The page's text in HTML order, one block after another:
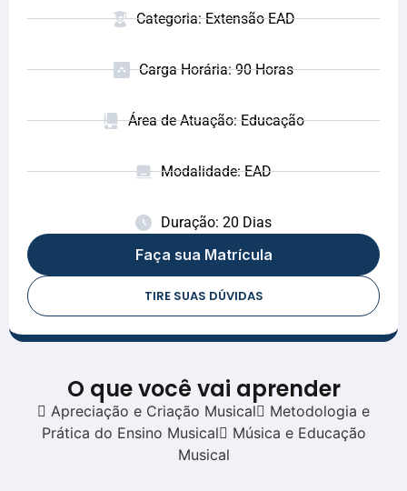
O que você vai aprender
 Apreciação e Criação Musical Metodologia e
Prática do Ensino Musical Música e Educação
Musical
Categoria: Extensão EAD
Carga Horária: 90 Horas
Área de Atuação: Educação
Modalidade: EAD
Duração: 20 Dias
Faça sua Matrícula
TIRE SUAS DÚVIDAS